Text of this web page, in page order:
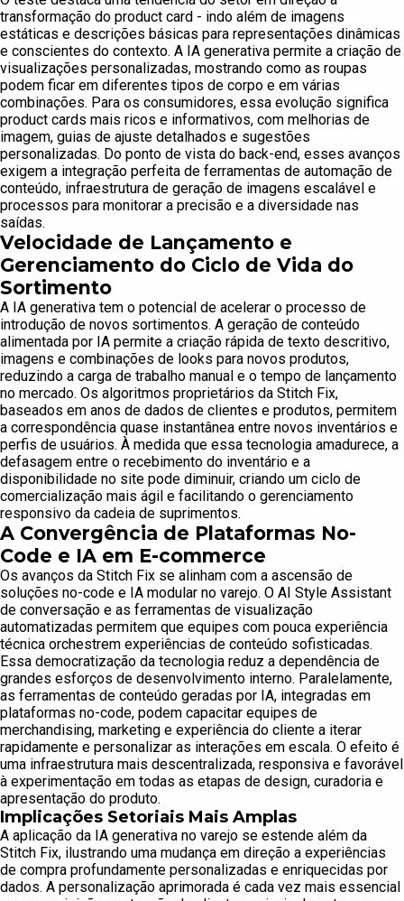
transformação do product card - indo além de imagens
estáticas e descrições básicas para representações dinâmicas
e conscientes do contexto. A IA generativa permite a criação de
visualizações personalizadas, mostrando como as roupas
podem ficar em diferentes tipos de corpo e em várias
combinações. Para os consumidores, essa evolução significa
product cards mais ricos e informativos, com melhorias de
imagem, guias de ajuste detalhados e sugestões
personalizadas. Do ponto de vista do back-end, esses avanços
exigem a integração perfeita de ferramentas de automação de
conteúdo, infraestrutura de geração de imagens escalável e
processos para monitorar a precisão e a diversidade nas
saídas.
Velocidade de Lançamento e
Gerenciamento do Ciclo de Vida do
Sortimento
A IA generativa tem o potencial de acelerar o processo de
introdução de novos sortimentos. A geração de conteúdo
alimentada por IA permite a criação rápida de texto descritivo,
imagens e combinações de looks para novos produtos,
reduzindo a carga de trabalho manual e o tempo de lançamento
no mercado. Os algoritmos proprietários da Stitch Fix,
baseados em anos de dados de clientes e produtos, permitem
a correspondência quase instantânea entre novos inventários e
perfis de usuários. À medida que essa tecnologia amadurece, a
defasagem entre o recebimento do inventário e a
disponibilidade no site pode diminuir, criando um ciclo de
comercialização mais ágil e facilitando o gerenciamento
responsivo da cadeia de suprimentos.
A Convergência de Plataformas No-
Code e IA em E-commerce
Os avanços da Stitch Fix se alinham com a ascensão de
soluções no-code e IA modular no varejo. O AI Style Assistant
de conversação e as ferramentas de visualização
automatizadas permitem que equipes com pouca experiência
técnica orchestrem experiências de conteúdo sofisticadas.
Essa democratização da tecnologia reduz a dependência de
grandes esforços de desenvolvimento interno. Paralelamente,
as ferramentas de conteúdo geradas por IA, integradas em
plataformas no-code, podem capacitar equipes de
merchandising, marketing e experiência do cliente a iterar
rapidamente e personalizar as interações em escala. O efeito é
uma infraestrutura mais descentralizada, responsiva e favorável
à experimentação em todas as etapas de design, curadoria e
apresentação do produto.
Implicações Setoriais Mais Amplas
A aplicação da IA generativa no varejo se estende além da
Stitch Fix, ilustrando uma mudança em direção a experiências
de compra profundamente personalizadas e enriquecidas por
dados. A personalização aprimorada é cada vez mais essencial